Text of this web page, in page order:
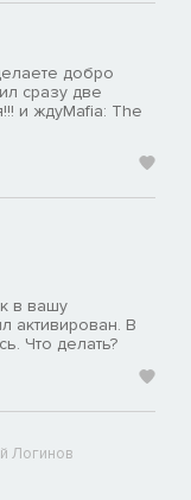
добро
сразу две
и ждуMafia: The
в вашу
активирован. В
Что делать?
Логинов